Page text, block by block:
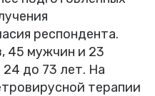
респондента.
45 мужчин и 23
до 73 лет. На
терапии